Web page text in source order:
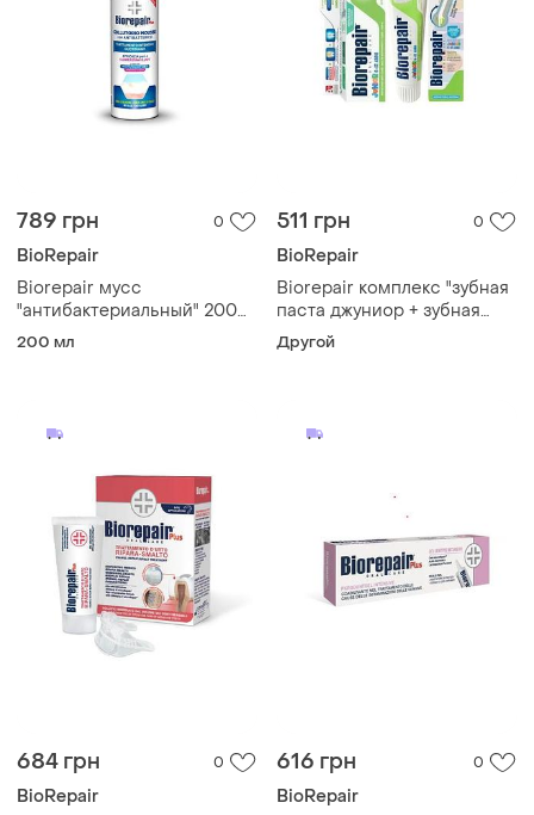
789 грн 0
BioRepair
Biorepair мусс
"антибактериальный" 200
ml new!
200 мл
511 грн 0
BioRepair
Biorepair комплекс "зубная
паста джуниор + зубная
щетка джуниор" 7-14 лет
Другой
684 грн 0
BioRepair
616 грн 0
BioRepair